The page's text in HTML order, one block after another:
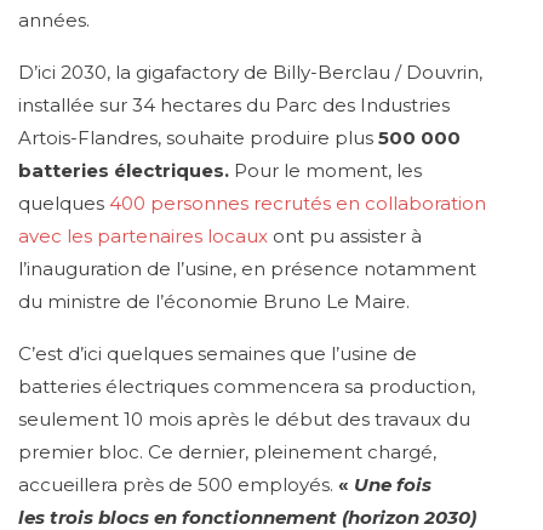
années.
D’ici 2030, la gigafactory de Billy-Berclau / Douvrin,
installée sur 34 hectares du Parc des Industries
Artois-Flandres, souhaite produire plus 500 000
batteries électriques. Pour le moment, les
quelques 400 personnes recrutés en collaboration
avec les partenaires locaux ont pu assister à
l’inauguration de l’usine, en présence notamment
du ministre de l’économie Bruno Le Maire.
C’est d’ici quelques semaines que l’usine de
batteries électriques commencera sa production,
seulement 10 mois après le début des travaux du
premier bloc. Ce dernier, pleinement chargé,
accueillera près de 500 employés. « Une fois
les trois blocs en fonctionnement (horizon 2030)